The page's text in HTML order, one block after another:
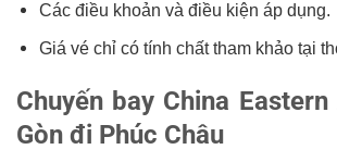
Các điều khoản và điều kiện áp dụng.
Giá vé chỉ có tính chất tham khảo tại
Chuyến bay China
Gòn đi Phúc Châu